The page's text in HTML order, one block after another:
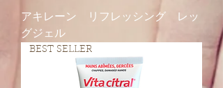
アキレーン リフレッシング レッ
グジェル
BEST SELLER